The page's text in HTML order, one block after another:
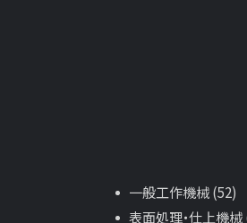
一般工作機械 (52)
表面処理・仕上機械